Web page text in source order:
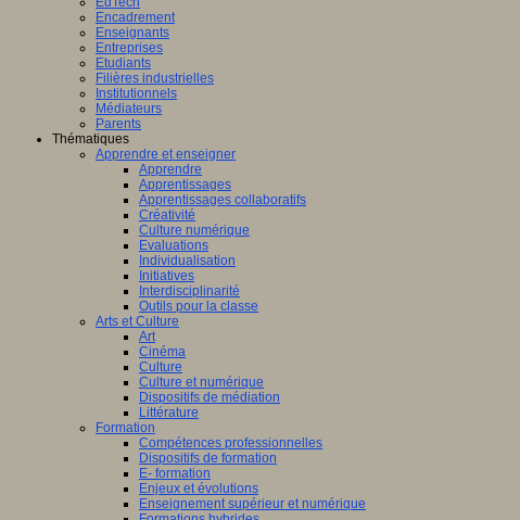
Encadrement
Enseignants
Entreprises
Etudiants
Filières industrielles
Institutionnels
Médiateurs
Parents
Thématiques
Apprendre et enseigner
Apprendre
Apprentissages
Apprentissages collaboratifs
Créativité
Culture numérique
Evaluations
Individualisation
Initiatives
Interdisciplinarité
Outils pour la classe
Arts et Culture
Art
Cinéma
Culture
Culture et numérique
Dispositifs de médiation
Littérature
Formation
Compétences professionnelles
Dispositifs de formation
E- formation
Enjeux et évolutions
Enseignement supérieur et numérique